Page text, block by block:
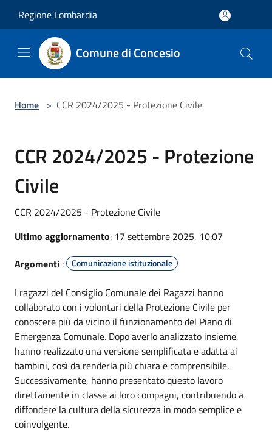
Regione Lombardia
Comune di Concesio
Home > CCR 2024/2025 - Protezione Civile
CCR 2024/2025 - Protezione
Civile
CCR 2024/2025 - Protezione Civile
Ultimo aggiornamento: 17 settembre 2025, 10:07
Argomenti : Comunicazione istituzionale
I ragazzi del Consiglio Comunale dei Ragazzi hanno
collaborato con i volontari della Protezione Civile per
conoscere più da vicino il funzionamento del Piano di
Emergenza Comunale. Dopo averlo analizzato insieme,
hanno realizzato una versione semplificata e adatta ai
bambini, così da renderla più chiara e comprensibile.
Successivamente, hanno presentato questo lavoro
direttamente in classe ai loro compagni, contribuendo a
diffondere la cultura della sicurezza in modo semplice e
coinvolgente.